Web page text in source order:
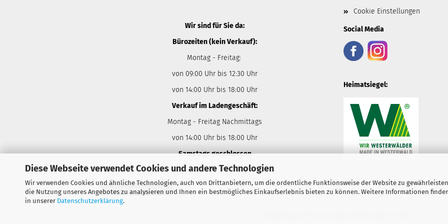
Diese Webseite verwendet Cookies und andere Technologien
Wir verwenden Cookies und ähnliche Technologien, auch von Drittanbietern, um die ordentliche Funktionsweise der Website zu
die Nutzung unseres Angebotes zu analysieren und Ihnen ein bestmögliches Einkaufserlebnis bieten zu können. Weitere Informationen
in unserer Datenschutzerklärung.
Cookie Einstellungen
Wir sind für Sie da:
Bürozeiten (kein Verkauf):
Montag - Freitag:
von 09:00 Uhr bis 12:30 Uhr
von 14:00 Uhr bis 18:00 Uhr
Verkauf im Ladengeschäft:
Montag - Freitag Nachmittags
von 14:00 Uhr bis 18:00 Uhr
Samstags geschlossen
Social Media
Heimatsiegel:
Vertrag widerrufen